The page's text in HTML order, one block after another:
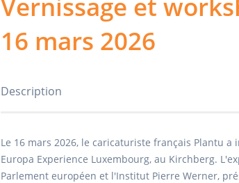
Vernissage et
16 mars 2026
Description
Le 16 mars 2026, le caricaturiste français Plantu
Europa Experience Luxembourg, au Kirchberg.
Parlement européen et l'Institut Pierre Werner,